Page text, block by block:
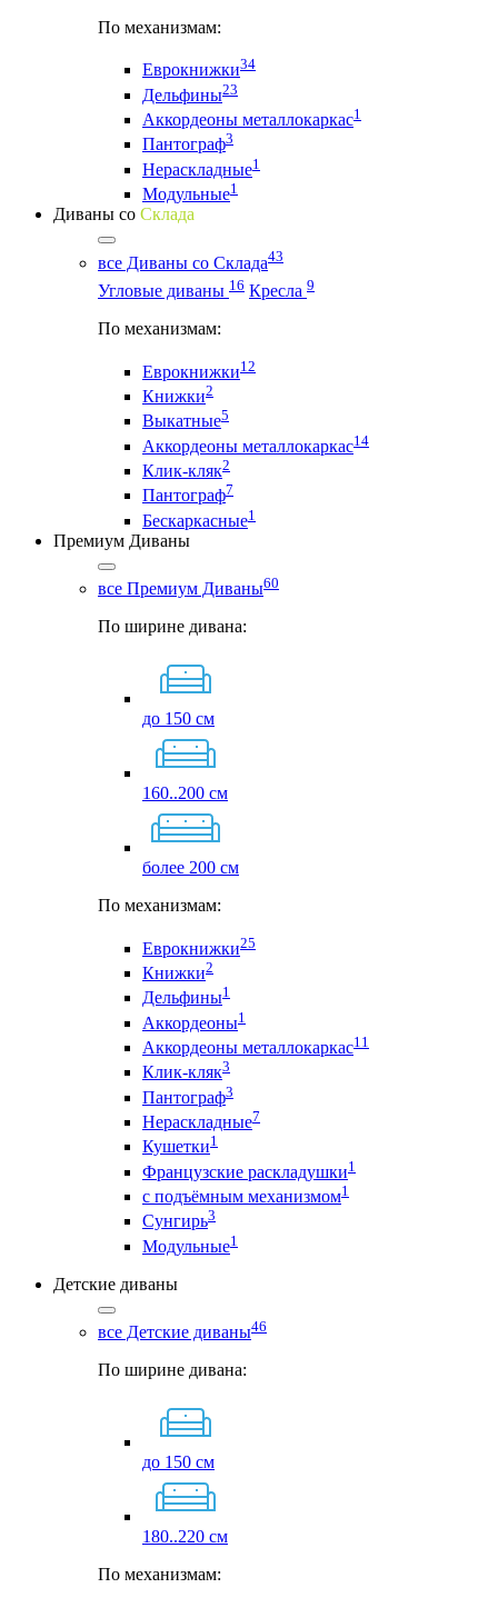
По механизмам:
Еврокнижки34
Дельфины23
Аккордеоны металлокаркас1
Пантограф3
Нераскладные1
Модульные1
Диваны со Склада
все Диваны со Склада43
Угловые диваны 16 Кресла 9
По механизмам:
Еврокнижки12
Книжки2
Выкатные5
Аккордеоны металлокаркас14
Клик-кляк2
Пантограф7
Бескаркасные1
Премиум Диваны
все Премиум Диваны60
По ширине дивана:
до 150 см
160..200 см
более 200 см
По механизмам:
Еврокнижки25
Книжки2
Дельфины1
Аккордеоны1
Аккордеоны металлокаркас11
Клик-кляк3
Пантограф3
Нераскладные7
Кушетки1
Французские раскладушки1
с подъёмным механизмом1
Сунгирь3
Модульные1
Детские диваны
все Детские диваны46
По ширине дивана:
до 150 см
180..220 см
По механизмам: